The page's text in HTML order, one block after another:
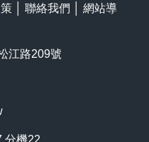
聯絡我們
網站導
江路209號
分機22